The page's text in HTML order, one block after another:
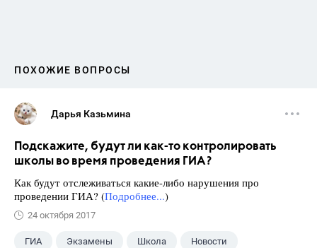
ПОХОЖИЕ ВОПРОСЫ
Дарья Казьмина
Подскажите, будут ли как-то контролировать
школы во время проведения ГИА?
Как будут отслеживаться какие-либо нарушения про
проведении ГИА? (Подробнее...)
24 октября 2017
ГИА Экзамены Школа Новости